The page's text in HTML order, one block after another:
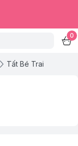
0
Tất Bé Trai